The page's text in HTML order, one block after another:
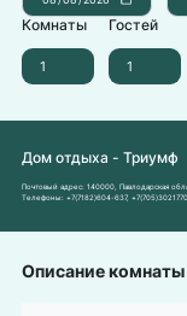
Комнаты Гостей
Дом отдыха - Триумф
Почтовый адрес: 140000, Павлодарская
Телефоны: +7(7182)604-637, +7(705)3021770
Описание комнаты